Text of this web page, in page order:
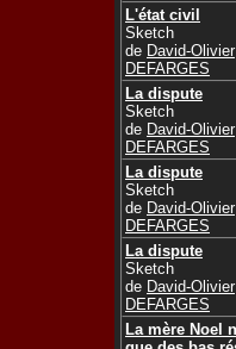
L'état civil
Sketch
de David-Olivier
DEFARGES
La dispute
Sketch
de David-Olivier
DEFARGES
La dispute
Sketch
de David-Olivier
DEFARGES
La dispute
Sketch
de David-Olivier
DEFARGES
La mère Noel